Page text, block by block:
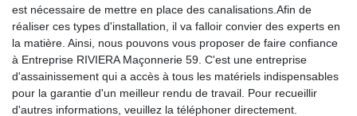
est nécessaire de mettre en place des canalisations.Afin de
réaliser ces types d'installation, il va falloir convier des experts en
la matière. Ainsi, nous pouvons vous proposer de faire confiance
à Entreprise RIVIERA Maçonnerie 59. C'est une entreprise
d'assainissement qui a accès à tous les matériels indispensables
pour la garantie d'un meilleur rendu de travail. Pour recueillir
d'autres informations, veuillez la téléphoner directement.